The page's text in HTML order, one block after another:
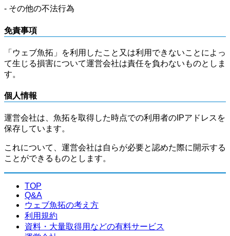
- その他の不法行為
免責事項
「ウェブ魚拓」を利用したこと又は利用できないことによっ
て生じる損害について運営会社は責任を負わないものとしま
す。
個人情報
運営会社は、魚拓を取得した時点での利用者のIPアドレスを
保存しています。
これについて、運営会社は自らが必要と認めた際に開示する
ことができるものとします。
TOP
Q&A
ウェブ魚拓の考え方
利用規約
資料・大量取得用などの有料サービス